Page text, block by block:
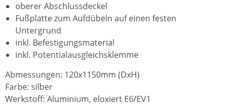
oberer Abschlussdeckel
Fußplatte zum Aufdübeln auf einen festen
Untergrund
inkl. Befestigungsmaterial
inkl. Potentialausgleichsklemme
Abmessungen: 120x1150mm (DxH)
Farbe: silber
Werkstoff: Aluminium, eloxiert E6/EV1